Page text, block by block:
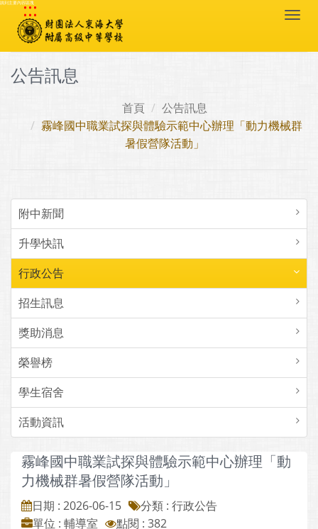
跳到主要內容區塊
:::
公告訊息
首頁
公告訊息
霧峰國中職業試探與體驗示範中心辦理「動力機械群
暑假營隊活動」
附中新聞
升學快訊
行政公告
招生訊息
獎助消息
榮譽榜
學生宿舍
活動資訊
霧峰國中職業試探與體驗示範中心辦理「動
力機械群暑假營隊活動」
日期 : 2026-06-15
分類 : 行政公告
單位 : 輔導室
點閱 : 382